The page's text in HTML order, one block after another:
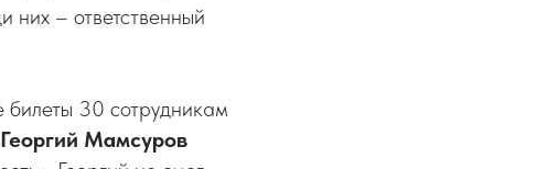
них – ответственный
30 сотрудникам
Георгий Мамсуров